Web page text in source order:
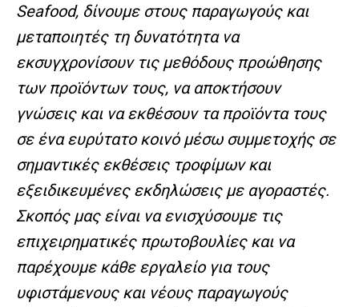
Seafood, δίνουμε στους παραγωγούς και
μεταποιητές τη δυνατότητα να
εκσυγχρονίσουν τις μεθόδους προώθησης
των προϊόντων τους, να αποκτήσουν
γνώσεις και να εκθέσουν τα προϊόντα τους
σε ένα ευρύτατο κοινό μέσω συμμετοχής σε
σημαντικές εκθέσεις τροφίμων και
εξειδικευμένες εκδηλώσεις με αγοραστές.
Σκοπός μας είναι να ενισχύσουμε τις
επιχειρηματικές πρωτοβουλίες και να
παρέχουμε κάθε εργαλείο για τους
υφιστάμενους και νέους παραγωγούς